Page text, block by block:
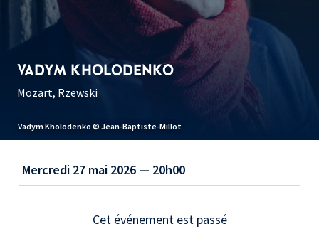
Vadym Kholodenko © Jean-Baptiste-Millot
VADYM KHOLODENKO
Mozart, Rzewski
Mercredi 27 mai 2026 — 20h00
Cet événement est passé